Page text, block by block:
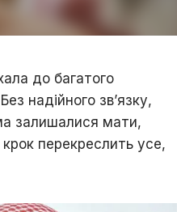
до багатого
надійного зв’язку,
залишалися мати,
перекреслить усе,